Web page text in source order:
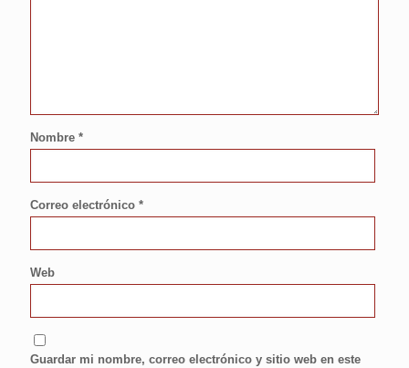
Nombre *
Correo electrónico *
Web
Guardar mi nombre, correo electrónico y sitio web en este